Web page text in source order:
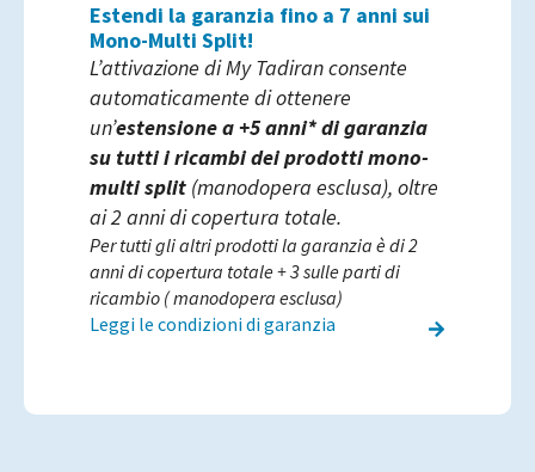
Estendi la garanzia fino a 7 anni sui
Mono-Multi Split!
L’attivazione di My Tadiran consente
automaticamente di ottenere
un’estensione a +5 anni* di garanzia
su tutti i ricambi dei prodotti mono-
multi split (manodopera esclusa), oltre
ai 2 anni di copertura totale.
Per tutti gli altri prodotti la garanzia è di 2
anni di copertura totale + 3 sulle parti di
ricambio ( manodopera esclusa)
Leggi le condizioni di garanzia